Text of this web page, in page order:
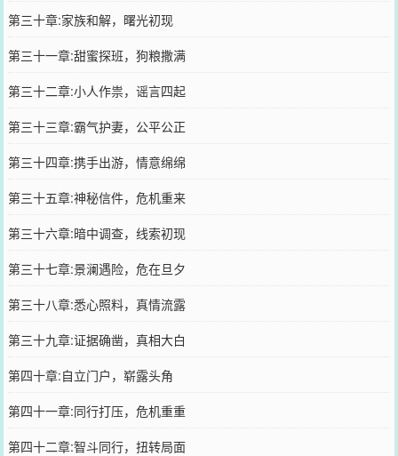
第三十章:家族和解，曙光初现
第三十一章:甜蜜探班，狗粮撒满
第三十二章:小人作祟，谣言四起
第三十三章:霸气护妻，公平公正
第三十四章:携手出游，情意绵绵
第三十五章:神秘信件，危机重来
第三十六章:暗中调查，线索初现
第三十七章:景澜遇险，危在旦夕
第三十八章:悉心照料，真情流露
第三十九章:证据确凿，真相大白
第四十章:自立门户，崭露头角
第四十一章:同行打压，危机重重
第四十二章:智斗同行，扭转局面